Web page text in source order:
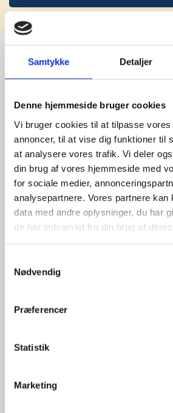
Samtykke Detaljer
Denne hjemmeside bruger cookies
Vi bruger cookies til at tilpasse vores
annoncer, til at vise dig funktioner til
at analysere vores trafik. Vi deler
din brug af vores hjemmeside med
for sociale medier,
analysepartnere. Vores partnere kan
data med andre oplysninger, du har
de har indsamlet fra din brug af
Nødvendig
Præferencer
Statistik
Marketing
giver
udvalg
For at sikre høj
leveringssikkerhed
med de største og